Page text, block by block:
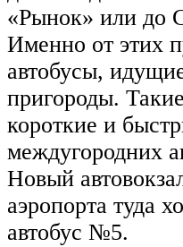
«Рынок» или до
Именно от этих
автобусы,
пригороды.
короткие и
междугородних
Новый
аэропорта туда
автобус №5.